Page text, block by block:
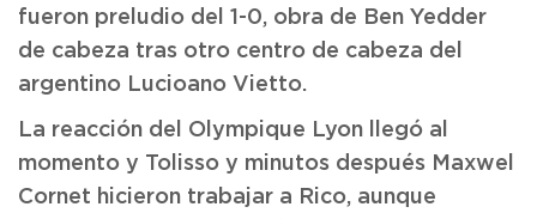
fueron preludio del 1-0, obra de Ben Yedder
de cabeza tras otro centro de cabeza del
argentino Lucioano Vietto.
La reacción del Olympique Lyon llegó al
momento y Tolisso y minutos después Maxwel
Cornet hicieron trabajar a Rico, aunque